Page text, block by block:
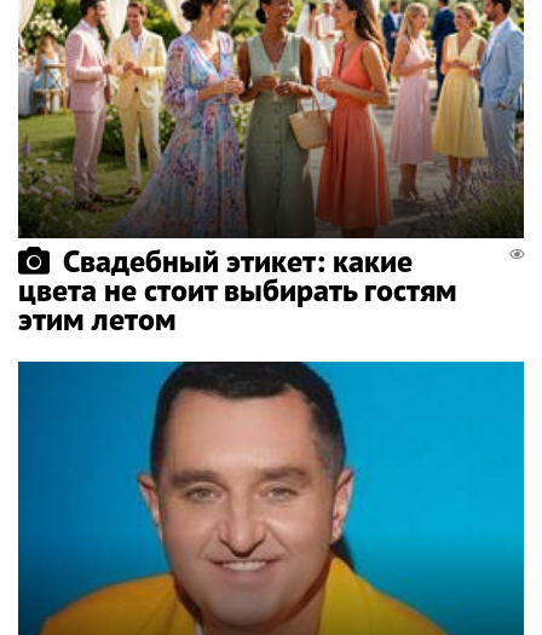
Свадебный этикет: какие
цвета не стоит выбирать гостям
этим летом